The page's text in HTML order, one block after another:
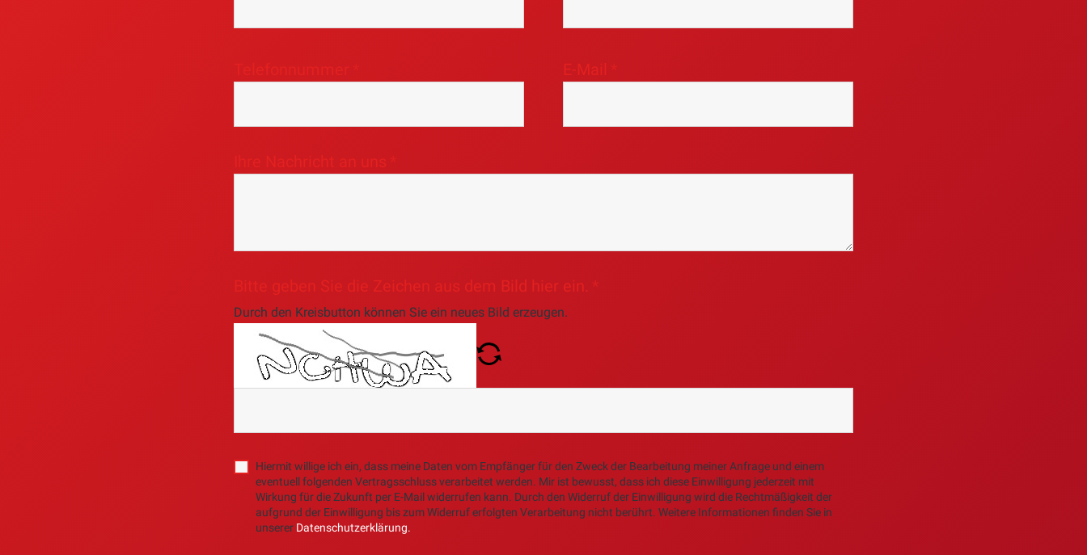
E-Mail
Ihre Nachricht an uns
Bitte geben Sie die Zeichen aus dem Bild hier ein.
Durch den Kreisbutton können Sie ein neues Bild erzeugen.
Hiermit willige ich ein, dass meine Daten vom Empfänger für den Zweck der Bearbeitung meiner Anfrage und einem
eventuell folgenden Vertragsschluss verarbeitet werden. Mir ist bewusst, dass ich diese Einwilligung jederzeit mit
Wirkung für die Zukunft per E-Mail widerrufen kann. Durch den Widerruf der Einwilligung wird die Rechtmäßigkeit der
aufgrund der Einwilligung bis zum Widerruf erfolgten Verarbeitung nicht berührt. Weitere Informationen finden Sie in
unserer Datenschutzerklärung.